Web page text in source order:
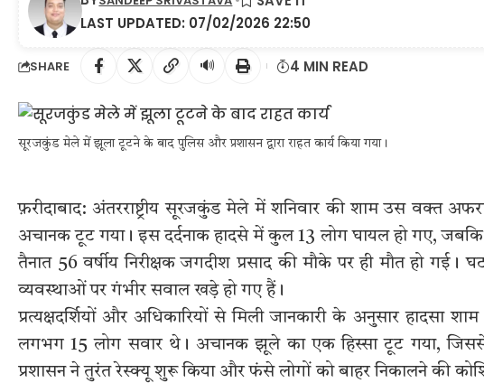
LAST UPDATED: 07/02/2026 22:50
SHARE 🔊 4 MIN READ
सूरजकुंड मेले में झूला टूटने के बाद पुलिस और प्रशासन द्वारा राहत कार्य किया गया।
फ़रीदाबाद: अंतरराष्ट्रीय सूरजकुंड मेले में शनिवार की शाम उस वक्त
अचानक टूट गया। इस दर्दनाक हादसे में कुल 13 लोग घायल हो गए,
तैनात 56 वर्षीय निरीक्षक जगदीश प्रसाद की मौके पर ही मौत हो
व्यवस्थाओं पर गंभीर सवाल खड़े हो गए हैं।
प्रत्यक्षदर्शियों और अधिकारियों से मिली जानकारी के अनुसार
लगभग 15 लोग सवार थे। अचानक झूले का एक हिस्सा टूट गया,
प्रशासन ने तुरंत रेस्क्यू शुरू किया और फंसे लोगों को बाहर निकालने की